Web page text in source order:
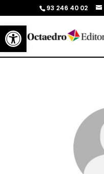
Abrir barra de herramientas
93 246 40 02